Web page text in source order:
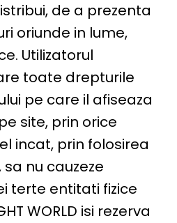
de a prezenta
oriunde in lume,
Utilizatorul
toate drepturile
pe care il afiseaza
site, prin orice
incat, prin folosirea
nu cauzeze
terte entitati fizice
WORLD isi rezerva